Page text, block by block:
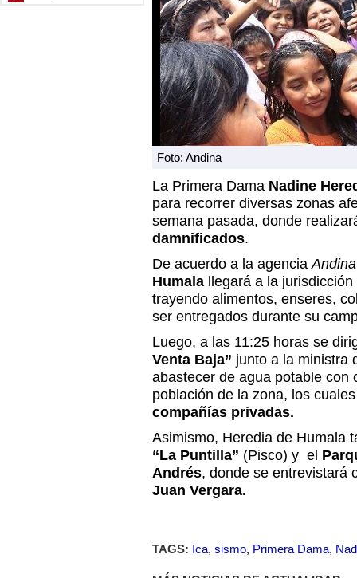
Foto: Andina
La Primera Dama Nadine
para recorrer diversas zonas
semana pasada, donde
damnificados.
De acuerdo a la agenciaAndina
Humala llegará a la
trayendo alimentos, enseres,
ser entregados durante su
Luego, a las 11:25 horas se
Venta Baja” junto a la ministra
abastecer de agua potable con
población de la zona, los
compañías privadas.
Asimismo, Heredia de Humala
“La Puntilla” (Pisco) y el
Andrés, donde se entrevistará
Juan Vergara.
TAGS: Ica, sismo, Primera Dama,